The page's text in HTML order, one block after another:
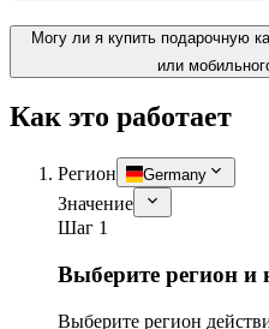
Могу ли я купить подарочную
или
Как это работает
Регион Germany
Значение
Шаг 1
Выберите регион и
Выберите регион